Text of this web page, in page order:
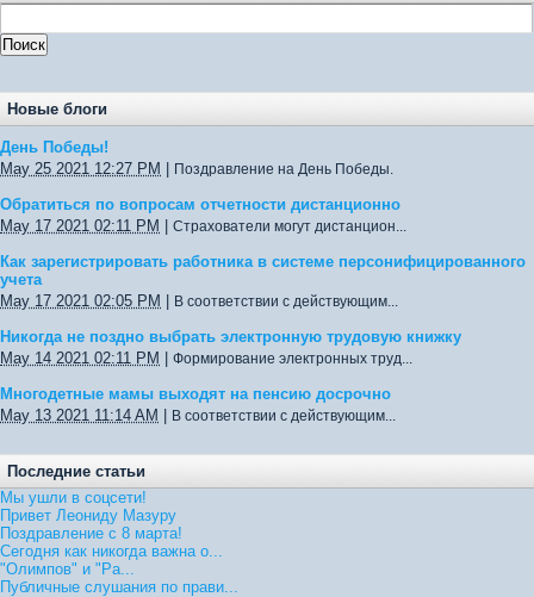
Новые блоги
День Победы!
May 25 2021 12:27 PM
Поздравление на День Победы.
Обратиться по вопросам отчетности дистанционно
May 17 2021 02:11 PM
Страхователи могут дистанцион...
Как зарегистрировать работника в системе персонифицированного
учета
May 17 2021 02:05 PM
В соответствии с действующим...
Никогда не поздно выбрать электронную трудовую книжку
May 14 2021 02:11 PM
Формирование электронных труд...
Многодетные мамы выходят на пенсию досрочно
May 13 2021 11:14 AM
В соответствии с действующим...
Последние статьи
Мы ушли в соцсети!
Привет Леониду Мазуру
Поздравление с 8 марта!
Сегодня как никогда важна о...
"Олимпов" и "Ра...
Публичные слушания по прави...